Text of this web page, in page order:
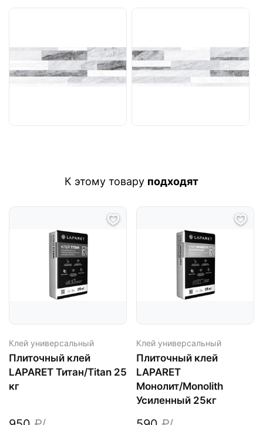
К этому товару подходят
Клей универсальный
Плиточный клей
LAPARET Титан/Titan 25
кг
Клей универсальный
Плиточный клей
LAPARET
Монолит/Monolith
Усиленный 25кг